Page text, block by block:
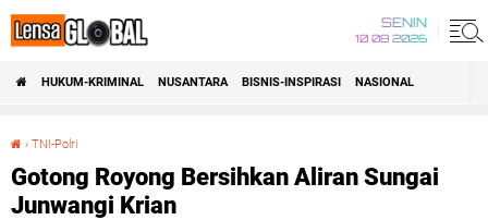
SENIN
10 08 2026
HUKUM-KRIMINAL NUSANTARA BISNIS-INSPIRASI NASIONAL
› TNI-Polri
Gotong Royong Bersihkan Aliran Sungai
Junwangi Krian